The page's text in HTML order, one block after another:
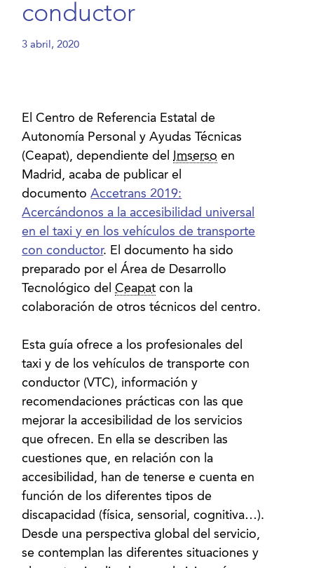
conductor
3 abril, 2020
El Centro de Referencia Estatal de
Autonomía Personal y Ayudas Técnicas
(Ceapat), dependiente del
Imserso en
Madrid, acaba de publicar el
documentoAccetrans 2019:
Acercándonos a la accesibilidad universal
en el taxi y en los vehículos de transporte
con conductor. El documento ha sido
preparado por el Área de Desarrollo
Tecnológico delCeapat con la
colaboración de otros técnicos del centro.
Esta guía ofrece a los profesionales del
taxi y de los vehículos de transporte con
conductor (VTC), información y
recomendaciones prácticas con las que
mejorar la accesibilidad de los servicios
que ofrecen. En ella se describen las
cuestiones que, en relación con la
accesibilidad, han de tenerse e cuenta en
función de los diferentes tipos de
discapacidad (física, sensorial, cognitiva…).
Desde una perspectiva global del servicio,
se contemplan las diferentes situaciones y